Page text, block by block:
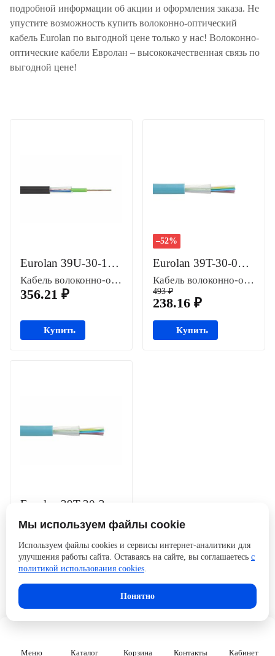
Меню Каталог Корзина Контакты Кабинет
подробной информации об акции и оформления заказа. Не
упустите возможность купить волоконно-оптический
кабель Eurolan по выгодной цене только у нас! Волоконно-
оптические кабели Евролан – высококачественная связь по
выгодной цене!
Eurolan 39U-30-16-02BL-SP
Кабель волоконно-оптический
356.21 ₽
Купить
–52%
Eurolan 39T-30-08-01AQ
Кабель волоконно-оптический
493 ₽
238.16 ₽
Купить
Кабель волоконно-оптический
Купить
Мы используем файлы cookie
Используем файлы cookies и сервисы интернет-аналитики для
улучшения работы сайта. Оставаясь на сайте, вы соглашаетесь с
политикой использования cookies.
Понятно